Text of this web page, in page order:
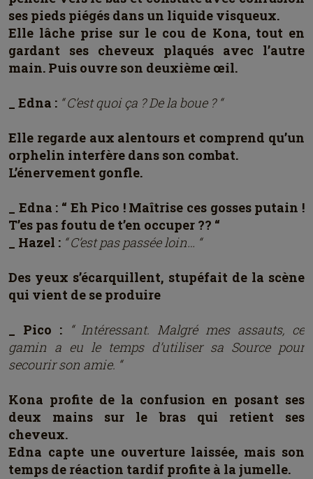
ses pieds piégés dans un liquide visqueux.
Elle lâche prise sur le cou de Kona, tout en
gardant ses cheveux plaqués avec l’autre
main. Puis ouvre son deuxième œil.
_ Edna : “ C’est quoi ça ? De la boue ? “
Elle regarde aux alentours et comprend qu’un
orphelin interfère dans son combat.
L’énervement gonfle.
_ Edna : “ Eh Pico ! Maîtrise ces gosses putain !
T’es pas foutu de t’en occuper ?? “
_ Hazel : “ C’est pas passée loin… “
Des yeux s’écarquillent, stupéfait de la scène
qui vient de se produire
_ Pico : “ Intéressant. Malgré mes assauts, ce
gamin a eu le temps d’utiliser sa Source pour
secourir son amie. “
Kona profite de la confusion en posant ses
deux mains sur le bras qui retient ses
cheveux.
Edna capte une ouverture laissée, mais son
temps de réaction tardif profite à la jumelle.